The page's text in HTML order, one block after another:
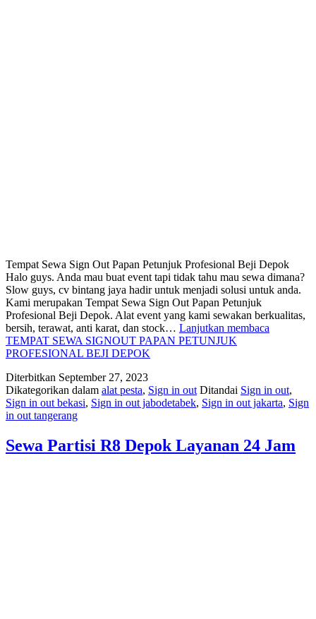
Tempat Sewa Sign Out Papan Petunjuk Profesional Beji Depok
Halo guys. Anda mau buat event tapi tidak tahu mau sewa dimana?
Slow guys, cv bintang jaya hadir untuk menjadi solusi untuk anda.
Kami merupakan Tempat Sewa Sign Out Papan Petunjuk
Profesional Beji Depok. Alat event yang kami sewakan berkualitas,
bersih, terawat, anti karat, dan stock… Lanjutkan membaca
TEMPAT SEWA SIGNOUT PAPAN PETUNJUK
PROFESIONAL BEJI DEPOK
Diterbitkan September 27, 2023
Dikategorikan dalam alat pesta, Sign in out Ditandai Sign in out,
Sign in out bekasi, Sign in out jabodetabek, Sign in out jakarta, Sign
in out tangerang
Sewa Partisi R8 Depok Layanan 24 Jam